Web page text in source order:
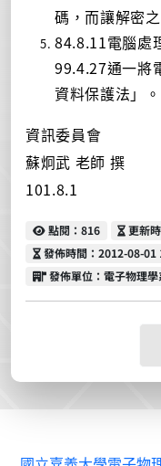
碼，而讓解密
84.8.11電腦處
99.4.27通一將
資料保護法」。
資訊委員會
蘇炯武 老師 撰
101.8.1
點閱
點閱：816 更新
更新
發佈時間
發佈時間：2012-08-01
發佈單位
發佈單位：電子物理